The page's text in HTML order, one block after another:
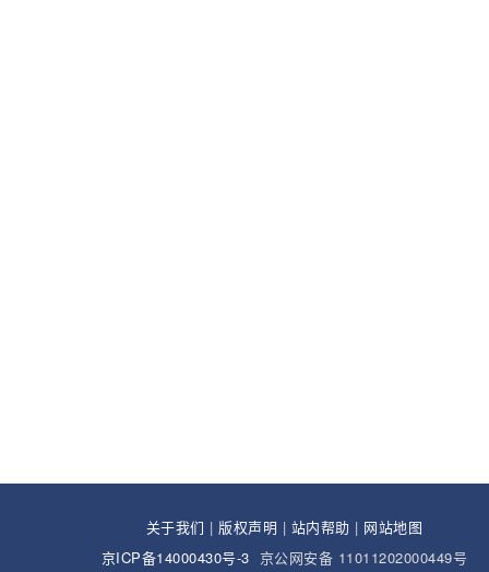
关于我们 | 版权声明 | 站内帮助 | 网站地图
京ICP备14000430号-3 京公网安备 11011202000449号